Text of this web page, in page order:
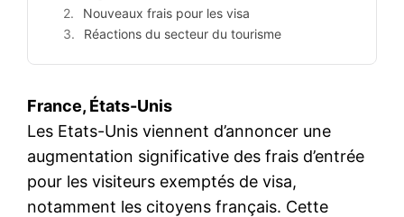
Nouveaux frais pour les visa
Réactions du secteur du tourisme
France, États-Unis
Les Etats-Unis viennent d’annoncer une
augmentation significative des frais d’entrée
pour les visiteurs exemptés de visa,
notamment les citoyens français. Cette